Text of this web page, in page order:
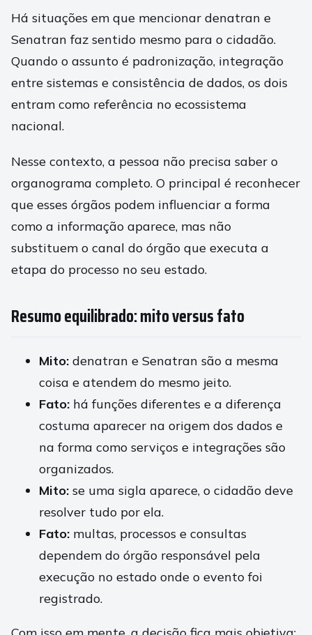
Há situações em que mencionar denatran e
Senatran faz sentido mesmo para o cidadão.
Quando o assunto é padronização, integração
entre sistemas e consistência de dados, os dois
entram como referência no ecossistema
nacional.
Nesse contexto, a pessoa não precisa saber o
organograma completo. O principal é reconhecer
que esses órgãos podem influenciar a forma
como a informação aparece, mas não
substituem o canal do órgão que executa a
etapa do processo no seu estado.
Resumo equilibrado: mito versus fato
Mito: denatran e Senatran são a mesma
coisa e atendem do mesmo jeito.
Fato: há funções diferentes e a diferença
costuma aparecer na origem dos dados e
na forma como serviços e integrações são
organizados.
Mito: se uma sigla aparece, o cidadão deve
resolver tudo por ela.
Fato: multas, processos e consultas
dependem do órgão responsável pela
execução no estado onde o evento foi
registrado.